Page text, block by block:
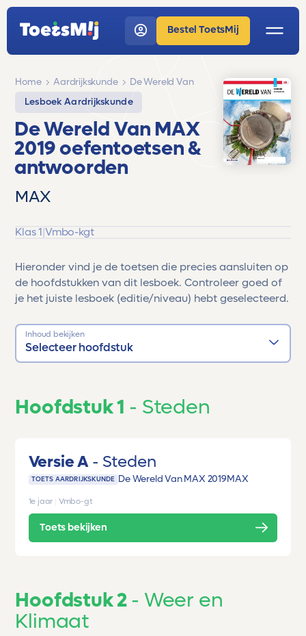
Bestel ToetsMij
Home Aardrijkskunde
De Wereld Van
Lesboek Aardrijkskunde
De Wereld Van MAX
2019 oefentoetsen &
antwoorden
MAX
Klas 1|Vmbo-kgt
Hieronder vind je de toetsen die precies aansluiten op
de hoofdstukken van dit lesboek. Controleer goed of
je het juiste lesboek (editie/niveau) hebt geselecteerd.
Inhoud bekijken
Selecteer hoofdstuk
Hoofdstuk 1 Steden
Versie A Steden
TOETS AARDRIJKSKUNDE De Wereld Van MAX 2019MAX
1e jaar Vmbo-gt
Toets bekijken
Hoofdstuk 2
Weer en
Klimaat